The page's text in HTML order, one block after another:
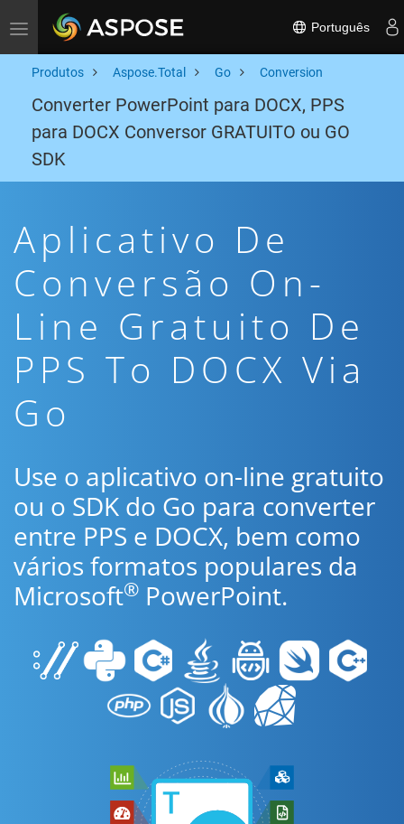
Toggle navigation Português
Produtos Aspose.Total Go Conversion
Converter PowerPoint para DOCX, PPS
para DOCX Conversor GRATUITO ou GO
SDK
Aplicativo De
Conversão On-
Line Gratuito De
PPS To DOCX Via
Go
Use o aplicativo on-line gratuito
ou o SDK do Go para converter
entre PPS e DOCX, bem como
vários formatos populares da
Microsoft® PowerPoint.